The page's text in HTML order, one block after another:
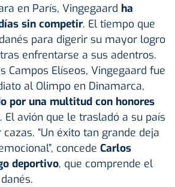
en París, Vingegaard ha
sin competir. El tiempo que
para digerir su mayor logro
enfrentarse a sus adentros.
Campos Elíseos, Vingegaard fue
al Olimpo en Dinamarca,
por una multitud con honores
. El avión que le trasladó a su país
“Un éxito tan grande deja
concede Carlos
deportivo, que comprende el